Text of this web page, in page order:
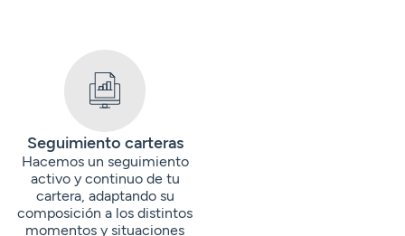
Seguimiento carteras
Hacemos un seguimiento
activo y continuo de tu
cartera, adaptando su
composición a los distintos
momentos y situaciones